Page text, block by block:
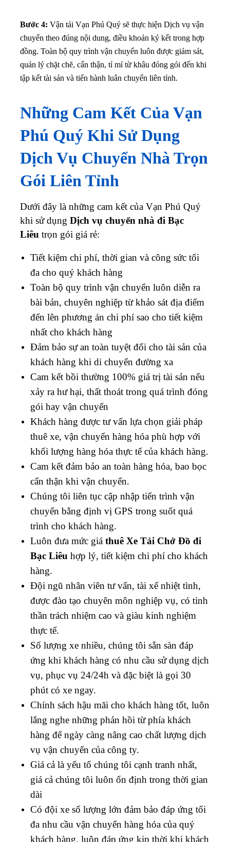
Bước 4: Vận tải Vạn Phú Quý sẽ thực hiện Dịch vụ vận
chuyển theo đúng nội dung, điều khoản ký kết trong hợp
đồng. Toàn bộ quy trình vận chuyển luôn được giám sát,
quản lý chặt chẽ, cẩn thận, tỉ mỉ từ khâu đóng gói đến khi
tập kết tài sản và tiến hành luân chuyển liên tỉnh.
Những Cam Kết Của Vạn
Phú Quý Khi Sử Dụng
Dịch Vụ Chuyển Nhà Trọn
Gói Liên Tỉnh
Dưới đây là những cam kết của Vạn Phú Quý
khi sử dụng Dịch vụ chuyển nhà đi Bạc
Liêu trọn gói giá rẻ:
Tiết kiệm chi phí, thời gian và công sức tối
đa cho quý khách hàng
Toàn bộ quy trình vận chuyển luôn diễn ra
bài bản, chuyên nghiệp từ khảo sát địa điểm
đến lên phương án chi phí sao cho tiết kiệm
nhất cho khách hàng
Đảm bảo sự an toàn tuyệt đối cho tài sản của
khách hàng khi di chuyển đường xa
Cam kết bồi thường 100% giá trị tài sản nếu
xảy ra hư hại, thất thoát trong quá trình đóng
gói hay vận chuyển
Khách hàng được tư vấn lựa chọn giải pháp
thuê xe, vận chuyển hàng hóa phù hợp với
khối lượng hàng hóa thực tế của khách hàng.
Cam kết đảm bảo an toàn hàng hóa, bao bọc
cẩn thận khi vận chuyển.
Chúng tôi liên tục cập nhập tiến trình vận
chuyển bằng định vị GPS trong suốt quá
trình cho khách hàng.
Luôn đưa mức giá thuê Xe Tải Chở Đồ đi
Bạc Liêu hợp lý, tiết kiệm chi phí cho khách
hàng.
Đội ngũ nhân viên tư vấn, tài xế nhiệt tình,
được đào tạo chuyên môn nghiệp vụ, có tinh
thần trách nhiệm cao và giàu kinh nghiệm
thực tế.
Số lượng xe nhiều, chúng tôi sẵn sàn đáp
ứng khi khách hàng có nhu cầu sử dụng dịch
vụ, phục vụ 24/24h và đặc biệt là gọi 30
phút có xe ngay.
Chính sách hậu mãi cho khách hàng tốt, luôn
lắng nghe những phản hồi từ phía khách
hàng để ngày càng nâng cao chất lượng dịch
vụ vận chuyển của công ty.
Giá cả là yếu tố chúng tôi cạnh tranh nhất,
giá cả chúng tôi luôn ổn định trong thời gian
dài
Có đội xe số lượng lớn đảm bảo đáp ứng tối
đa nhu cầu vận chuyển hàng hóa của quý
khách hàng, luôn đáp ứng kịp thời khi khách